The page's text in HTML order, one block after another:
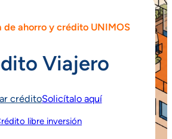
de ahorro y crédito UNIMOS
Viajero
créditoSolicítalo aquí
libre inversión